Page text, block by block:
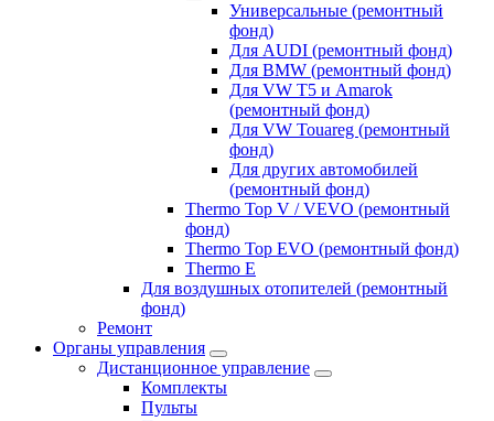
Универсальные (ремонтный
фонд)
Для AUDI (ремонтный фонд)
Для BMW (ремонтный фонд)
Для VW T5 и Amarok
(ремонтный фонд)
Для VW Touareg (ремонтный
фонд)
Для других автомобилей
(ремонтный фонд)
Thermo Top V / VEVO (ремонтный
фонд)
Thermo Top EVO (ремонтный фонд)
Thermo E
Для воздушных отопителей (ремонтный
фонд)
Ремонт
Органы управления
Дистанционное управление
Комплекты
Пульты